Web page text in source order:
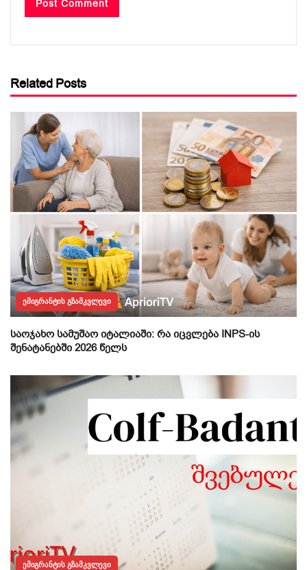
Related Posts
ᲔᲛᲘᲒᲠᲐᲜᲢᲘᲡ ᲒᲖᲐᲛᲙᲕᲚᲔᲕᲘ
საოჯახო სამუშაო იტალიაში: რა იცვლება INPS-ის
შენატანებში 2026 წელს
ᲔᲛᲘᲒᲠᲐᲜᲢᲘᲡ ᲒᲖᲐᲛᲙᲕᲚᲔᲕᲘ